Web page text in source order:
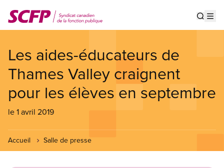
au
contenu
Les aides-éducateurs de
Thames Valley craignent
pour les élèves en septembre
le 1 avril 2019
Accueil Salle de presse